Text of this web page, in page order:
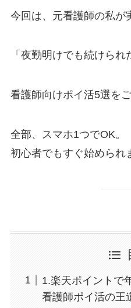
今回は、元看護師の私が
「夜勤明けでも続けられ
看護師向けポイ活5選をご
全部、スマホ1つでOK。
初心者でもすぐ始められ
1.楽天ポイントで
看護師ポイ活の王